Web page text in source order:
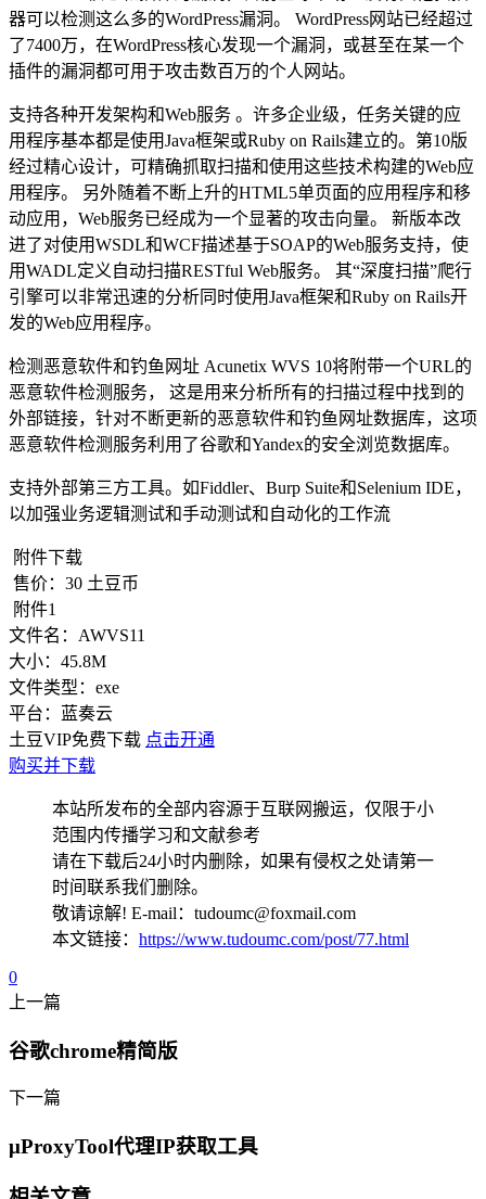
器可以检测这么多的WordPress漏洞。 WordPress网站已经超过
了7400万，在WordPress核心发现一个漏洞，或甚至在某一个
插件的漏洞都可用于攻击数百万的个人网站。
支持各种开发架构和Web服务 。许多企业级，任务关键的应
用程序基本都是使用Java框架或Ruby on Rails建立的。第10版
经过精心设计，可精确抓取扫描和使用这些技术构建的Web应
用程序。 另外随着不断上升的HTML5单页面的应用程序和移
动应用，Web服务已经成为一个显著的攻击向量。 新版本改
进了对使用WSDL和WCF描述基于SOAP的Web服务支持，使
用WADL定义自动扫描RESTful Web服务。 其“深度扫描”爬行
引擎可以非常迅速的分析同时使用Java框架和Ruby on Rails开
发的Web应用程序。
检测恶意软件和钓鱼网址 Acunetix WVS 10将附带一个URL的
恶意软件检测服务， 这是用来分析所有的扫描过程中找到的
外部链接，针对不断更新的恶意软件和钓鱼网址数据库，这项
恶意软件检测服务利用了谷歌和Yandex的安全浏览数据库。
支持外部第三方工具。如Fiddler、Burp Suite和Selenium IDE，
以加强业务逻辑测试和手动测试和自动化的工作流
附件下载
售价： 30 土豆币
附件1
文件名： AWVS11
大小： 45.8M
文件类型： exe
平台：
蓝奏云
土豆VIP免费下载 点击开通
购买并下载
本站所发布的全部内容源于互联网搬运，仅限于小
范围内传播学习和文献参考
请在下载后24小时内删除，如果有侵权之处请第一
时间联系我们删除。
敬请谅解! E-mail：tudoumc@foxmail.com
本文链接： https://www.tudoumc.com/post/77.html
0
上一篇
谷歌chrome精简版
下一篇
μProxyTool代理IP获取工具